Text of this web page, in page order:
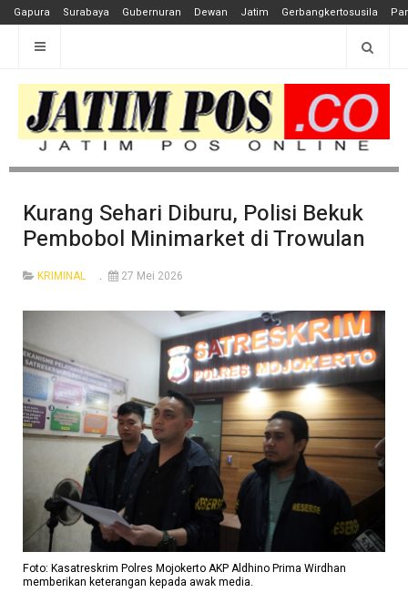
Gapura Surabaya Gubernuran Dewan Jatim Gerbangkertosusila
Kurang Sehari Diburu, Polisi Bekuk
Pembobol Minimarket di Trowulan
KRIMINAL 27 Mei 2026
Foto: Kasatreskrim Polres Mojokerto AKP Aldhino Prima Wirdhan
memberikan keterangan kepada awak media.